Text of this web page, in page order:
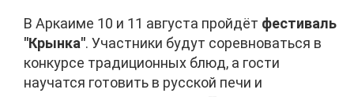
В Аркаиме 10 и 11 августа пройдёт фестиваль
"Крынка". Участники будут соревноваться в
конкурсе традиционных блюд, а гости
научатся готовить в русской печи и